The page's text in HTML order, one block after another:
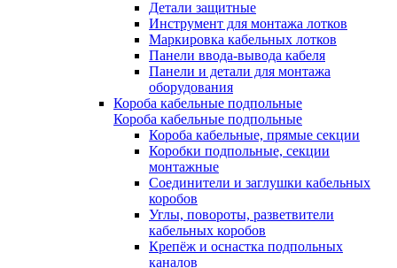
Детали защитные
Инструмент для монтажа лотков
Маркировка кабельных лотков
Панели ввода-вывода кабеля
Панели и детали для монтажа
оборудования
Короба кабельные подпольные
Короба кабельные подпольные
Короба кабельные, прямые секции
Коробки подпольные, секции
монтажные
Соединители и заглушки кабельных
коробов
Углы, повороты, разветвители
кабельных коробов
Крепёж и оснастка подпольных
каналов